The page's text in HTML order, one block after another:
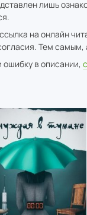
лишь
на онлайн
Тем самым,
ошибку в описании,